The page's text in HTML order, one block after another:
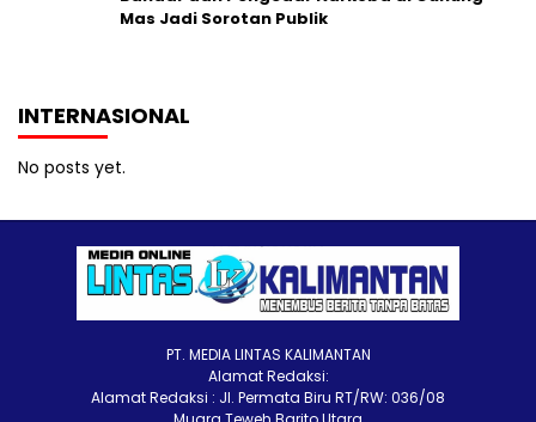
Mas Jadi Sorotan Publik
INTERNASIONAL
No posts yet.
PT. MEDIA LINTAS KALIMANTAN
Alamat Redaksi:
Alamat Redaksi : Jl. Permata Biru RT/RW: 036/08